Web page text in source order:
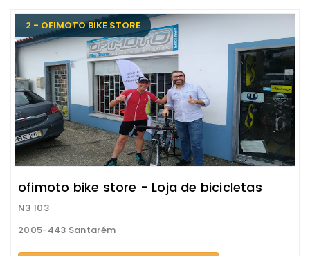
2 - OFIMOTO BIKE STORE
ofimoto bike store - Loja de bicicletas
N3 103
2005-443 Santarém